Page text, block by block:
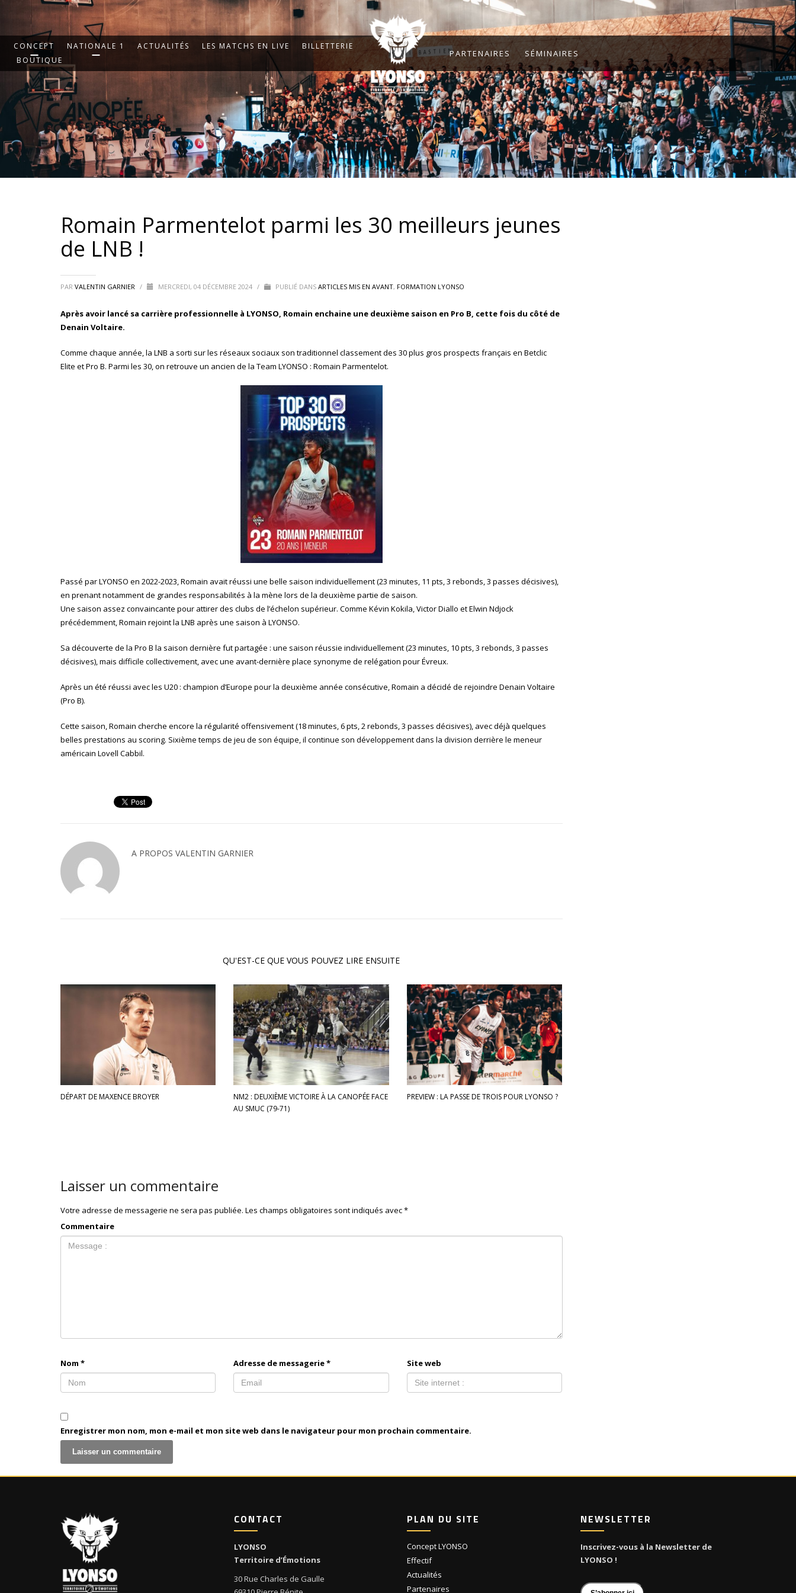
PARTENAIRES SÉMINAIRES
CONCEPT NATIONALE 1 ACTUALITÉS LES MATCHS EN LIVE
BILLETTERIE
BOUTIQUE
Romain Parmentelot parmi les 30 meilleurs jeunes
de LNB !
PAR VALENTIN GARNIER / MERCREDI, 04 DÉCEMBRE 2024 / PUBLIÉ DANS ARTICLES MIS EN AVANT, FORMATION LYONSO
Après avoir lancé sa carrière professionnelle à LYONSO, Romain enchaine une deuxième saison en Pro B, cette fois du côté de
Denain Voltaire.
Comme chaque année, la LNB a sorti sur les réseaux sociaux son traditionnel classement des 30 plus gros prospects français en Betclic
Elite et Pro B. Parmi les 30, on retrouve un ancien de la Team LYONSO : Romain Parmentelot.
Passé par LYONSO en 2022-2023, Romain avait réussi une belle saison individuellement (23 minutes, 11 pts, 3 rebonds, 3 passes décisives),
en prenant notamment de grandes responsabilités à la mène lors de la deuxième partie de saison.
Une saison assez convaincante pour attirer des clubs de l’échelon supérieur. Comme Kévin Kokila, Victor Diallo et Elwin Ndjock
précédemment, Romain rejoint la LNB après une saison à LYONSO.
Sa découverte de la Pro B la saison dernière fut partagée : une saison réussie individuellement (23 minutes, 10 pts, 3 rebonds, 3 passes
décisives), mais difficile collectivement, avec une avant-dernière place synonyme de relégation pour Évreux.
Après un été réussi avec les U20 : champion d’Europe pour la deuxième année consécutive, Romain a décidé de rejoindre Denain Voltaire
(Pro B).
Cette saison, Romain cherche encore la régularité offensivement (18 minutes, 6 pts, 2 rebonds, 3 passes décisives), avec déjà quelques
belles prestations au scoring. Sixième temps de jeu de son équipe, il continue son développement dans la division derrière le meneur
américain Lovell Cabbil.
A PROPOS VALENTIN GARNIER
QU'EST-CE QUE VOUS POUVEZ LIRE ENSUITE
DÉPART DE MAXENCE BROYER
NM2 : DEUXIÈME VICTOIRE À LA CANOPÉE FACE
AU SMUC (79-71)
PREVIEW : LA PASSE DE TROIS POUR LYONSO ?
Laisser un commentaire
Votre adresse de messagerie ne sera pas publiée. Les champs obligatoires sont indiqués avec*
Commentaire
Nom * Adresse de messagerie* Site web
Enregistrer mon nom, mon e-mail et mon site web dans le navigateur pour mon prochain commentaire.
CONTACT
LYONSO
Territoire d’Émotions
30 Rue Charles de Gaulle
PLAN DU SITE
Concept LYONSO
Effectif
Actualités
Partenaires
NEWSLETTER
Inscrivez-vous à la Newsletter de
LYONSO !